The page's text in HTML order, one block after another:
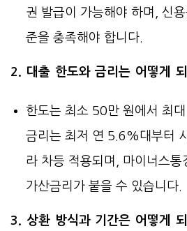
권 발급이 가능해야 하며, 신
준을 충족해야 합니다.
2. 대출 한도와 금리는 어떻게
한도는 최소 50만 원에서 최
금리는 최저 연 5.6%대부터
라 차등 적용되며, 마이너스
가산금리가 붙을 수 있습니다.
3. 상환 방식과 기간은 어떻게